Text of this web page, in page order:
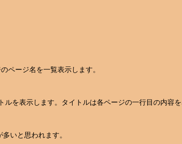
ページ名を一覧表示します。
ルを表示します。タイトルは各ページの一行目の内容
いと思われます。